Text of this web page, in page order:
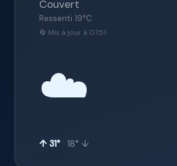
Couvert
Ressenti 19°C
🔄 Mis à jour à 07:51
☁️
↑ 31° 18° ↓